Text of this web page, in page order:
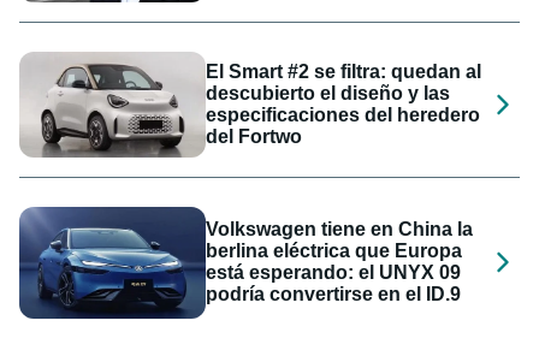
El Smart #2 se filtra: quedan al
descubierto el diseño y las
especificaciones del heredero
del Fortwo
Volkswagen tiene en China la
berlina eléctrica que Europa
está esperando: el UNYX 09
podría convertirse en el ID.9